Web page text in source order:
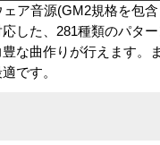
ア音源(GM2規格を包
した、281種類のパタ
な曲作りが行えます。
です。